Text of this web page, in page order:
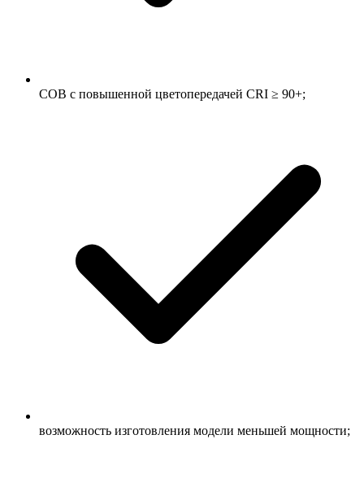
COB с повышенной цветопередачей CRI ≥ 90+;
возможность изготовления модели меньшей мощности;